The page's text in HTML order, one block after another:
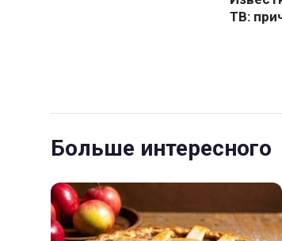
Больше интересного